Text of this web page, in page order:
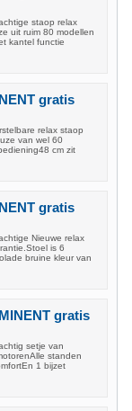
staop relax
uit ruim 80 modellen
kantel functie
gratis
relax staop
van wel 60
cm zit
gratis
Nieuwe relax
is 6
bruine kleur van
gratis
setje van
standen
1 bijzet